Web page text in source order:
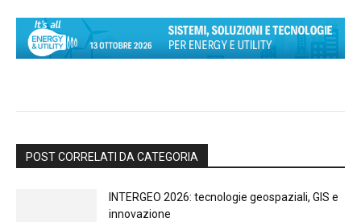
POST CORRELATI DA CATEGORIA
INTERGEO 2026: tecnologie geospaziali, GIS e
innovazione